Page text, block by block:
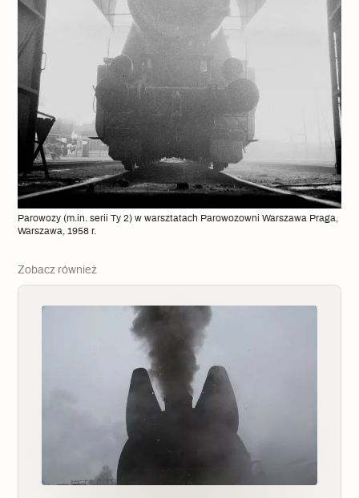
Parowozy (m.in. serii Ty 2) w warsztatach Parowozowni Warszawa Praga,
Warszawa, 1958 r.
Zobacz również